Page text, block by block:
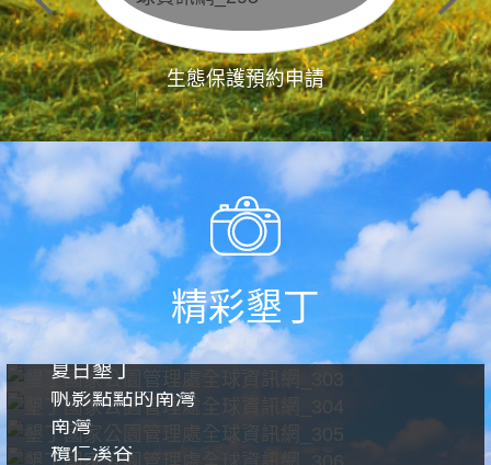
生態保護預約申請
精彩墾丁
夏日墾丁
帆影點點的南灣
南灣
欖仁溪谷